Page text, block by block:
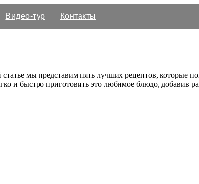
Видео-тур
Контакты
мы представим пять лучших рецептов, которые
и быстро приготовить это любимое блюдо, добавив